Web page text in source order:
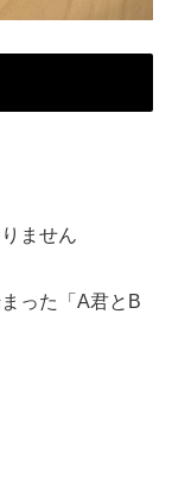
ません
った「A君とB